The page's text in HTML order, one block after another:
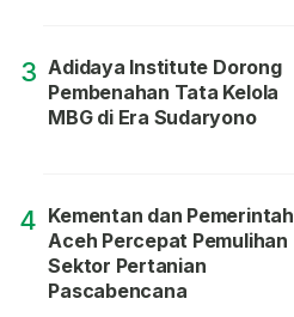
3 Adidaya Institute Dorong
Pembenahan Tata Kelola
MBG di Era Sudaryono
4 Kementan dan Pemerintah
Aceh Percepat Pemulihan
Sektor Pertanian
Pascabencana